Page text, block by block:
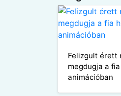
Felizgult érett
megdugja a
animációban